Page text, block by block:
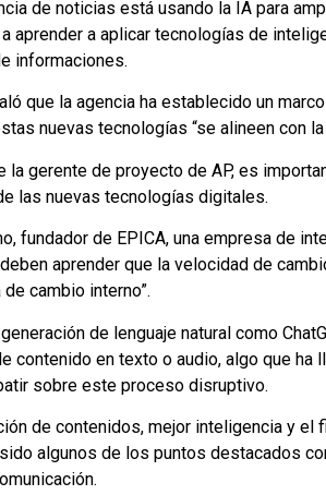
de noticias está usando la IA para
aprender a aplicar tecnologías de
informaciones.
que la agencia ha establecido un
nuevas tecnologías “se alineen con
la gerente de proyecto de AP, es
las nuevas tecnologías digitales.
fundador de EPICA, una empresa de
aprender que la velocidad de
cambio interno”.
de lenguaje natural como
contenido en texto o audio, algo que
sobre este proceso disruptivo.
de contenidos, mejor inteligencia y
algunos de los puntos destacados